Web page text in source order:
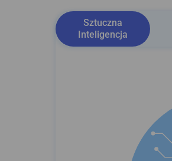
Sztuczna
Inteligencja